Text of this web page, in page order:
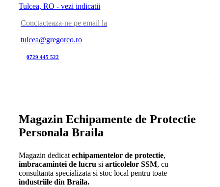
Tulcea, RO - vezi indicatii
Conctacteaza-ne pe email la
tulcea@gregorco.ro
0729 445 522
Magazin Echipamente de Protectie
Personala Braila
Magazin dedicatechipamentelor de protectie,
imbracamintei de lucru siarticolelor SSM, cu
consultanta specializata si stoc local pentru toate
industriile din Braila.